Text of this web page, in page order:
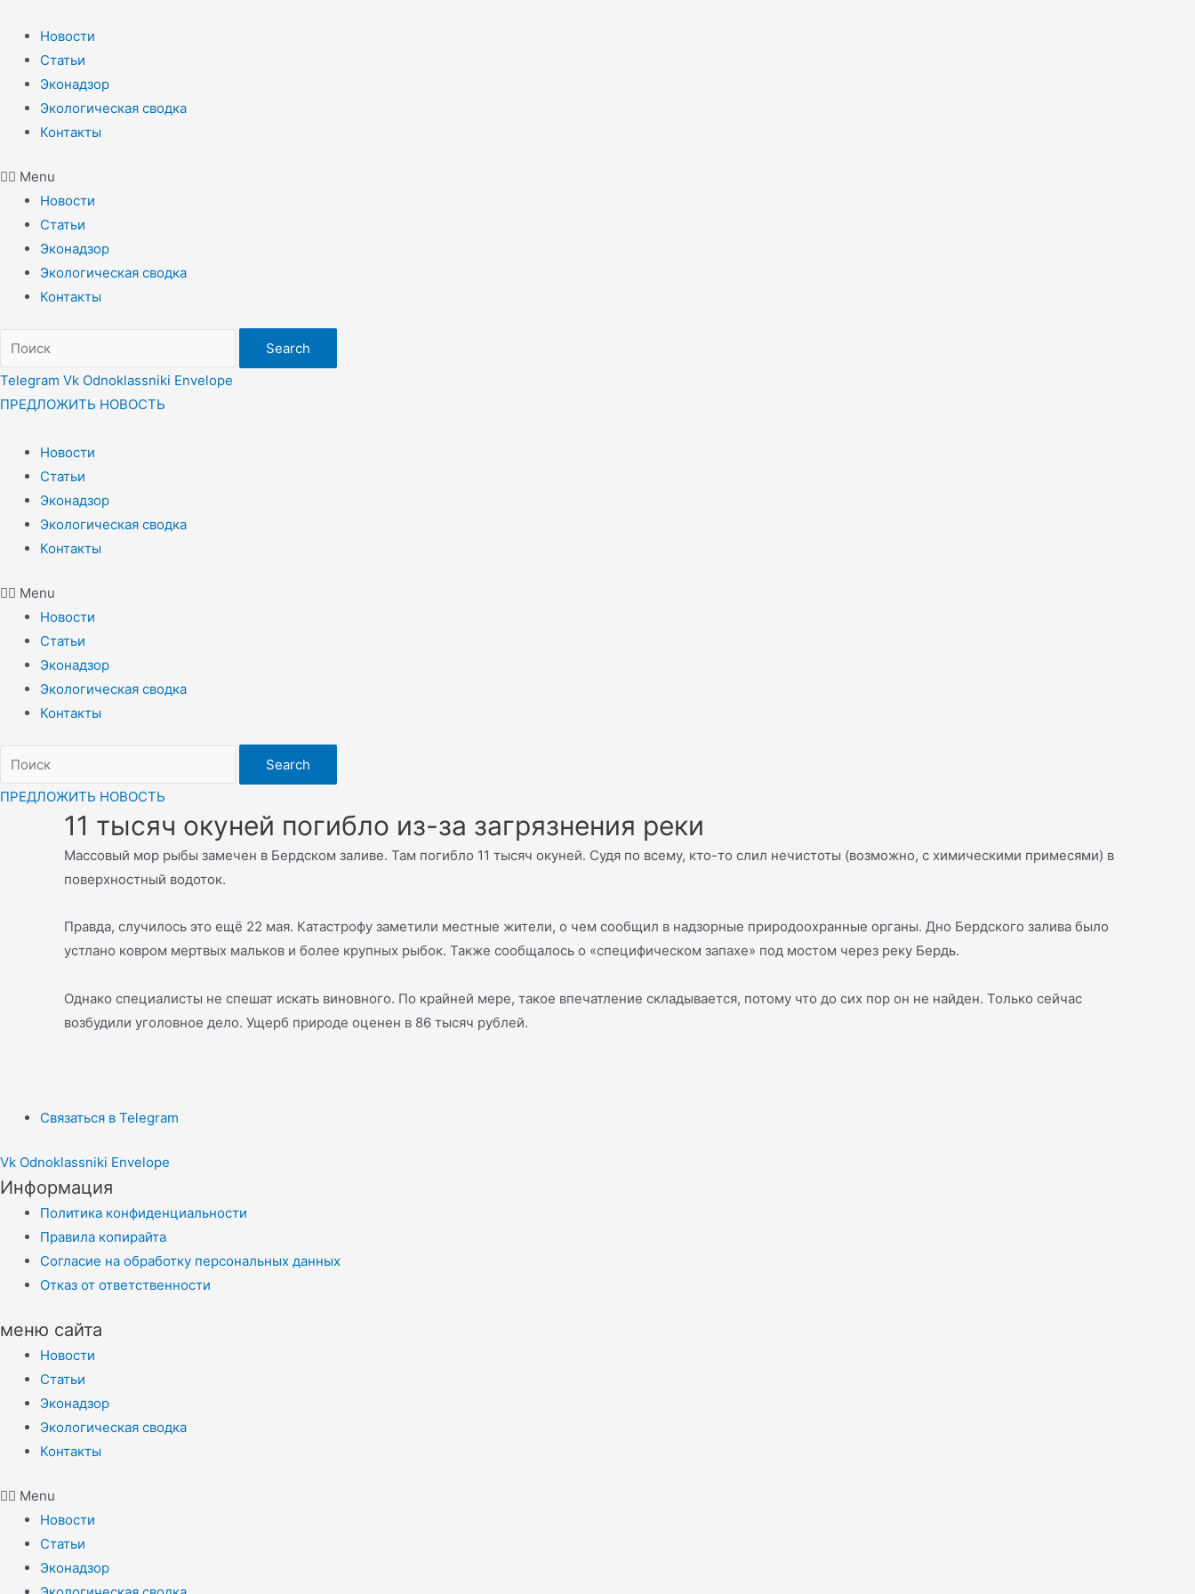
содержимому
Новости
Статьи
Эконадзор
Экологическая сводка
Контакты
Menu
Новости
Статьи
Эконадзор
Экологическая сводка
Контакты
Search
Telegram Vk Odnoklassniki Envelope
ПРЕДЛОЖИТЬ НОВОСТЬ
Новости
Статьи
Эконадзор
Экологическая сводка
Контакты
Menu
Новости
Статьи
Эконадзор
Экологическая сводка
Контакты
Search
ПРЕДЛОЖИТЬ НОВОСТЬ
11 тысяч окуней погибло из-за загрязнения реки
Массовый мор рыбы замечен в Бердском заливе. Там погибло 11 тысяч окуней. Судя по всему, кто-то слил нечистоты (возможно, с химическими примесями) в
поверхностный водоток.
Правда, случилось это ещё 22 мая. Катастрофу заметили местные жители, о чем сообщил в надзорные природоохранные органы. Дно Бердского залива было
устлано ковром мертвых мальков и более крупных рыбок. Также сообщалось о «специфическом запахе» под мостом через реку Бердь.
Однако специалисты не спешат искать виновного. По крайней мере, такое впечатление складывается, потому что до сих пор он не найден. Только сейчас
возбудили уголовное дело. Ущерб природе оценен в 86 тысяч рублей.
Связаться в Telegram
Vk Odnoklassniki Envelope
Информация
Политика конфиденциальности
Правила копирайта
Согласие на обработку персональных данных
Отказ от ответственности
меню сайта
Новости
Статьи
Эконадзор
Экологическая сводка
Контакты
Menu
Новости
Статьи
Эконадзор